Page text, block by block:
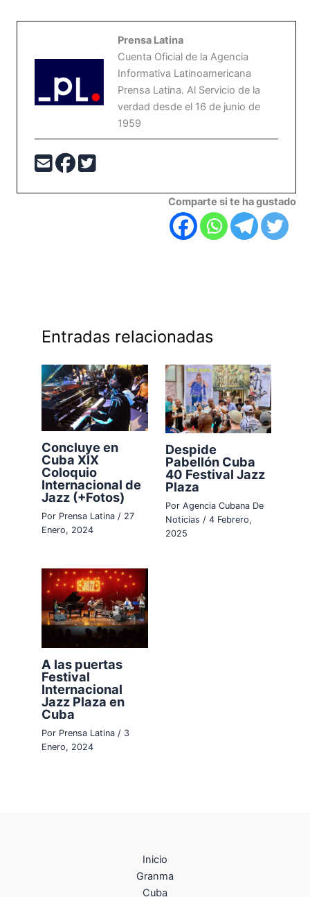
Prensa Latina
Cuenta Oficial de la Agencia
Informativa Latinoamericana
Prensa Latina. Al Servicio de la
verdad desde el 16 de junio de
1959
Comparte si te ha gustado
Entradas relacionadas
Concluye en
Cuba XIX
Coloquio
Internacional de
Jazz (+Fotos)
Por Prensa Latina/ 27
Enero, 2024
Despide
Pabellón Cuba
40 Festival Jazz
Plaza
Por Agencia Cubana De
Noticias / 4 Febrero,
2025
A las puertas
Festival
Internacional
Jazz Plaza en
Cuba
Por Prensa Latina/ 3
Enero, 2024
Inicio
Granma
Cuba